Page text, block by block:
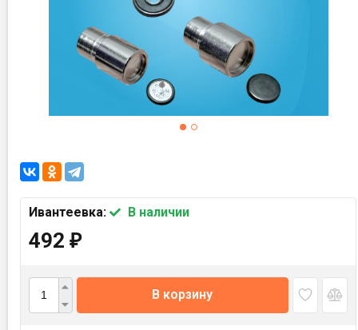
Ивантеевка: В наличии
492 ₽
В корзину